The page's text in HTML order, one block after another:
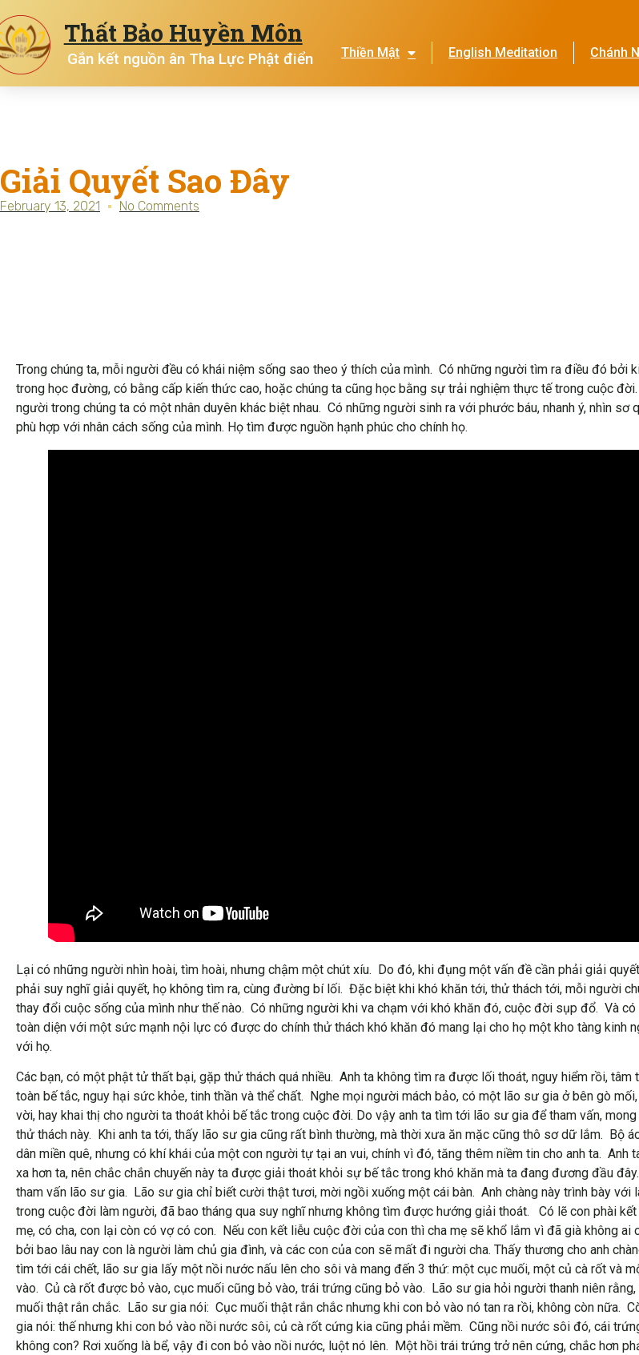
Thất Bảo Huyền Môn
Gắn kết nguồn ân Tha Lực Phật điển Thiền Mật English Meditation Chánh
Giải Quyết Sao Đây
February 13, 2021 No Comments
Trong chúng ta, mỗi người đều có khái niệm sống sao theo ý thích của mình. Có những người tìm ra điều đó bởi
trong học đường, có bằng cấp kiến thức cao, hoặc chúng ta cũng học bằng sự trải nghiệm thực tế trong cuộc
người trong chúng ta có một nhân duyên khác biệt nhau. Có những người sinh ra với phước báu, nhanh ý, nhìn
phù hợp với nhân cách sống của mình. Họ tìm được nguồn hạnh phúc cho chính họ.
Lại có những người nhìn hoài, tìm hoài, nhưng chậm một chút xíu. Do đó, khi đụng một vấn đề cần phải giải
phải suy nghĩ giải quyết, họ không tìm ra, cùng đường bí lối. Đặc biệt khi khó khăn tới, thử thách tới, mỗi người
thay đổi cuộc sống của mình như thế nào. Có những người khi va chạm với khó khăn đó, cuộc đời sụp đổ. Và
toàn diện với một sức mạnh nội lực có được do chính thử thách khó khăn đó mang lại cho họ một kho tàng kinh
với họ.
Các bạn, có một phật tử thất bại, gặp thử thách quá nhiều. Anh ta không tìm ra được lối thoát, nguy hiểm rồi,
toàn bế tắc, nguy hại sức khỏe, tinh thần và thể chất. Nghe mọi người mách bảo, có một lão sư gia ở bên gò
vời, hay khai thị cho người ta thoát khỏi bế tắc trong cuộc đời. Do vậy anh ta tìm tới lão sư gia để tham vấn,
thử thách này. Khi anh ta tới, thấy lão sư gia cũng rất bình thường, mà thời xưa ăn mặc cũng thô sơ dữ lắm. Bộ
dân miền quê, nhưng có khí khái của một con người tự tại an vui, chính vì đó, tăng thêm niềm tin cho anh ta.
xa hơn ta, nên chắc chắn chuyến này ta được giải thoát khỏi sự bế tắc trong khó khăn mà ta đang đương đầu
tham vấn lão sư gia. Lão sư gia chỉ biết cười thật tươi, mời ngồi xuống một cái bàn. Anh chàng này trình bày
trong cuộc đời làm người, đã bao tháng qua suy nghĩ nhưng không tìm được hướng giải thoát. Có lẽ con phài
mẹ, có cha, con lại còn có vợ có con. Nếu con kết liễu cuộc đời của con thì cha mẹ sẽ khổ lắm vì đã già không
bởi bao lâu nay con là người làm chủ gia đình, và các con của con sẽ mất đi người cha. Thấy thương cho anh
tìm tới cái chết, lão sư gia lấy một nồi nước nấu lên cho sôi và mang đến 3 thứ: một cục muối, một củ cà rốt và
vào. Củ cà rốt được bỏ vào, cục muối cũng bỏ vào, trái trứng cũng bỏ vào. Lão sư gia hỏi người thanh niên
muối thật rắn chắc. Lão sư gia nói: Cục muối thật rắn chắc nhưng khi con bỏ vào nó tan ra rồi, không còn nữa.
gia nói: thế nhưng khi con bỏ vào nồi nước sôi, củ cà rốt cứng kia cũng phải mềm. Cũng nồi nước sôi đó, cái
không con? Rơi xuống là bể, vậy đi con bỏ vào nồi nước, luột nó lên. Một hồi trái trứng trở nên cứng, chắc hơn